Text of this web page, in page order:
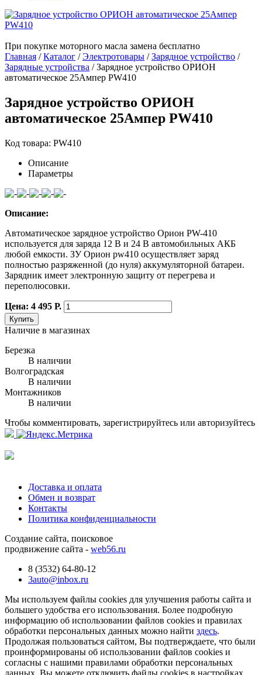
При покупке моторного масла замена бесплатно
Главная /Каталог /Электротовары /Зарядное устройство /
Зарядные устройства /Зарядное устройство ОРИОН
автоматическое 25Ампер PW410
Зарядное устройство ОРИОН
автоматическое 25Ампер PW410
Код товара: PW410
Описание
Параметры
Описание:
Автоматическое зарядное устройство Орион PW-410
используется для заряда 12 В и 24 В автомобильных АКБ
любой емкости. ЗУ Орион pw410 осуществляет заряд
полностью разряженной (до нуля) аккумуляторной батареи.
Зарядник имеет электронную защиту от перегрева и
переполюсовки.
Цена: 4 495 Р.
Купить
Наличие в магазинах
Березка
В наличии
Волгоградская
В наличии
Монтажников
В наличии
Чтобы комментировать, зарегистрируйтесь или авторизуйтесь
Доставка и оплата
Обмен и возврат
Контакты
Политика конфиденциальности
Создание сайта, поисковое
продвижение сайта - web56.ru
8 (3532) 64-80-12
3auto@inbox.ru
Мы используем файлы cookies для улучшения работы сайта и
большего удобства его использования. Более подробную
информацию об использовании файлов cookies и правилах
обработки персональных данных можно найти здесь.
Продолжая пользоваться сайтом, Вы подтверждаете, что были
проинформированы об использовании файлов cookies и
согласны с нашими правилами обработки персональных
данных. Вы можете отключить файлы cookies в настройках